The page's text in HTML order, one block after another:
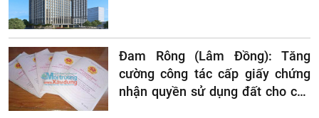
Đam Rông (Lâm Đồng): Tăng
cường công tác cấp giấy chứng
nhận quyền sử dụng đất cho các